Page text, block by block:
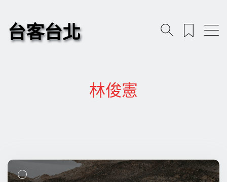
台客台北
林俊憲